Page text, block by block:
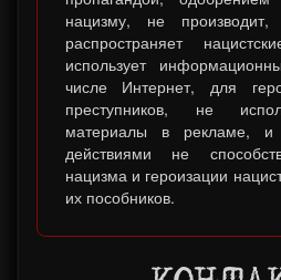
нацизму, не
распространяет
использует
числе Интернет, для
преступников, не
материалы в рекламе, и
действиями не
нацизма и героизации
их пособников.